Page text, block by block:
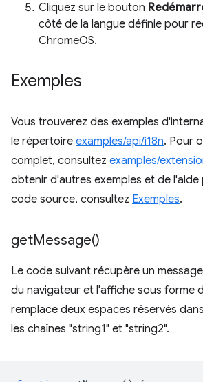
Cliquez sur le bouton
côté de la langue définie pour
ChromeOS.
Exemples
Vous trouverez des exemples
le répertoire examples/api/i18n. Pour
complet, consultez examples/
obtenir d'autres exemples et de
code source, consultez Exemples.
getMessage()
Le code suivant récupère un
du navigateur et l'affiche sous forme
remplace deux espaces réservés
les chaînes "string1" et "string2".